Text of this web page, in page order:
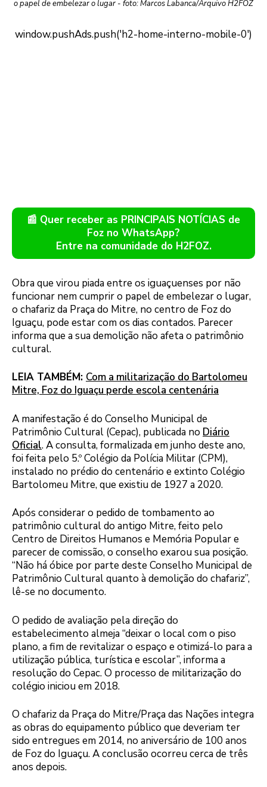
o papel de embelezar o lugar - foto: Marcos Labanca/Arquivo H2FOZ
📰 Quer receber as PRINCIPAIS NOTÍCIAS de
Foz no WhatsApp?
Entre na comunidade do H2FOZ.
Obra que virou piada entre os iguaçuenses por não
funcionar nem cumprir o papel de embelezar o lugar,
o chafariz da Praça do Mitre, no centro de Foz do
Iguaçu, pode estar com os dias contados. Parecer
informa que a sua demolição não afeta o patrimônio
cultural.
LEIA TAMBÉM: Com a militarização do Bartolomeu
Mitre, Foz do Iguaçu perde escola centenária
A manifestação é do Conselho Municipal de
Patrimônio Cultural (Cepac), publicada no Diário
Oficial. A consulta, formalizada em junho deste ano,
foi feita pelo 5.º Colégio da Polícia Militar (CPM),
instalado no prédio do centenário e extinto Colégio
Bartolomeu Mitre, que existiu de 1927 a 2020.
Após considerar o pedido de tombamento ao
patrimônio cultural do antigo Mitre, feito pelo
Centro de Direitos Humanos e Memória Popular e
parecer de comissão, o conselho exarou sua posição.
“Não há óbice por parte deste Conselho Municipal de
Patrimônio Cultural quanto à demolição do chafariz”,
lê-se no documento.
O pedido de avaliação pela direção do
estabelecimento almeja “deixar o local com o piso
plano, a fim de revitalizar o espaço e otimizá-lo para a
utilização pública, turística e escolar”, informa a
resolução do Cepac. O processo de militarização do
colégio iniciou em 2018.
O chafariz da Praça do Mitre/Praça das Nações integra
as obras do equipamento público que deveriam ter
sido entregues em 2014, no aniversário de 100 anos
de Foz do Iguaçu. A conclusão ocorreu cerca de três
anos depois.